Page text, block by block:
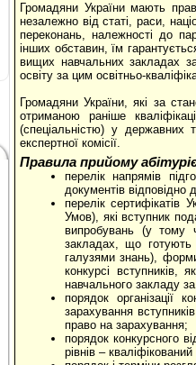
Громадяни України мають
незалежно від статі, раси,
переконань, належності до
інших обставин, їм
вищих навчальних закладах
освіту за цим освітньо-
Громадяни України, які за
отриманою раніше
(спеціальністю) у державних
експертної комісії.
Правила прийому
перелік напрямів
документів відповідно
перелік сертифікатів
Умов), які вступник
випробувань (у тому
закладах, що готують
галузями знань),
конкурсі вступників,
навчального закладу
порядок організації
зарахування
право на зарахування;
порядок конкурсного
рівнів –